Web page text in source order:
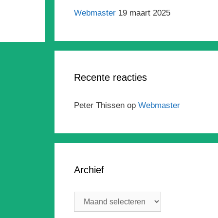
Webmaster 19 maart 2025
Recente reacties
Peter Thissen op Webmaster
Archief
Archief